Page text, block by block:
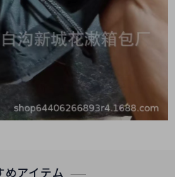
めアイテム